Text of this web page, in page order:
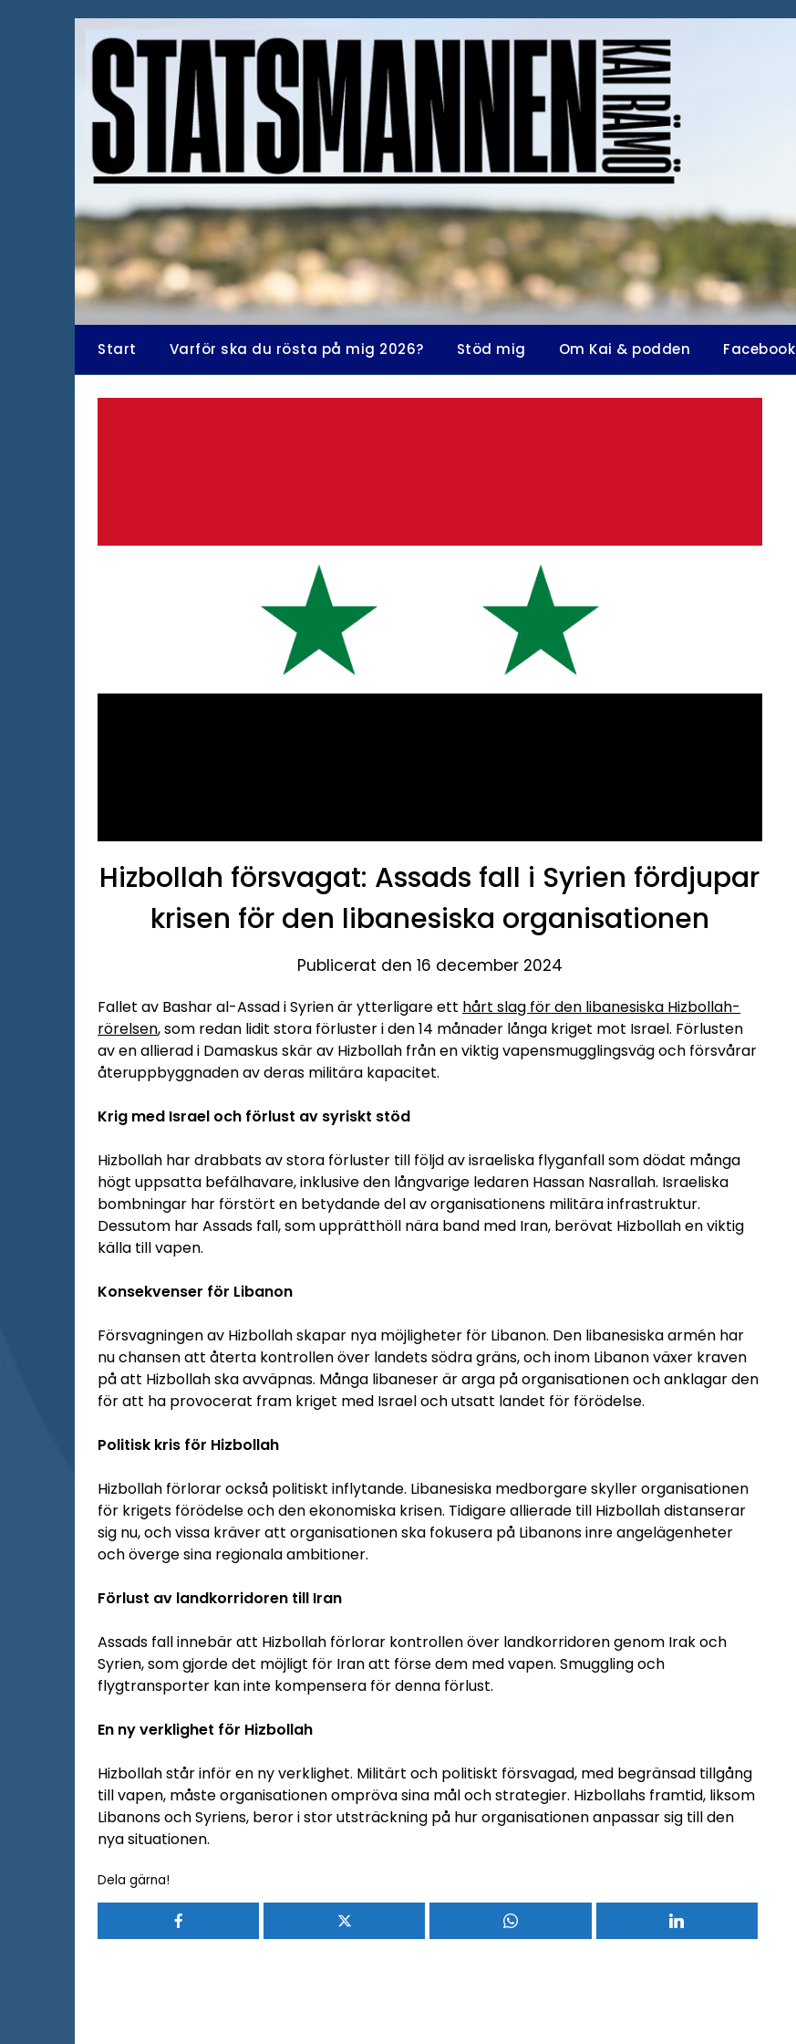
Start Varför ska du rösta på mig 2026? Stöd mig Om Kai & podden Facebook
Hizbollah försvagat: Assads fall i Syrien fördjupar
krisen för den libanesiska organisationen
Publicerat den 16 december 2024
Fallet av Bashar al-Assad i Syrien är ytterligare ett hårt slag för den libanesiska Hizbollah-
rörelsen, som redan lidit stora förluster i den 14 månader långa kriget mot Israel. Förlusten
av en allierad i Damaskus skär av Hizbollah från en viktig vapensmugglingsväg och försvårar
återuppbyggnaden av deras militära kapacitet.
Krig med Israel och förlust av syriskt stöd
Hizbollah har drabbats av stora förluster till följd av israeliska flyganfall som dödat många
högt uppsatta befälhavare, inklusive den långvarige ledaren Hassan Nasrallah. Israeliska
bombningar har förstört en betydande del av organisationens militära infrastruktur.
Dessutom har Assads fall, som upprätthöll nära band med Iran, berövat Hizbollah en viktig
källa till vapen.
Konsekvenser för Libanon
Försvagningen av Hizbollah skapar nya möjligheter för Libanon. Den libanesiska armén har
nu chansen att återta kontrollen över landets södra gräns, och inom Libanon växer kraven
på att Hizbollah ska avväpnas. Många libaneser är arga på organisationen och anklagar den
för att ha provocerat fram kriget med Israel och utsatt landet för förödelse.
Politisk kris för Hizbollah
Hizbollah förlorar också politiskt inflytande. Libanesiska medborgare skyller organisationen
för krigets förödelse och den ekonomiska krisen. Tidigare allierade till Hizbollah distanserar
sig nu, och vissa kräver att organisationen ska fokusera på Libanons inre angelägenheter
och överge sina regionala ambitioner.
Förlust av landkorridoren till Iran
Assads fall innebär att Hizbollah förlorar kontrollen över landkorridoren genom Irak och
Syrien, som gjorde det möjligt för Iran att förse dem med vapen. Smuggling och
flygtransporter kan inte kompensera för denna förlust.
En ny verklighet för Hizbollah
Hizbollah står inför en ny verklighet. Militärt och politiskt försvagad, med begränsad tillgång
till vapen, måste organisationen ompröva sina mål och strategier. Hizbollahs framtid, liksom
Libanons och Syriens, beror i stor utsträckning på hur organisationen anpassar sig till den
nya situationen.
Dela gärna!